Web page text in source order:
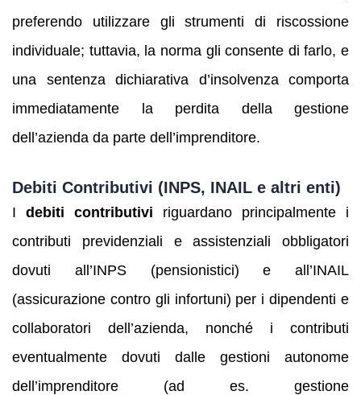
preferendo utilizzare gli strumenti di riscossione
individuale; tuttavia, la norma gli consente di farlo, e
una sentenza dichiarativa d’insolvenza comporta
immediatamente la perdita della gestione
dell’azienda da parte dell’imprenditore.
Debiti Contributivi (INPS, INAIL e altri enti)
I debiti contributivi riguardano principalmente i
contributi previdenziali e assistenziali obbligatori
dovuti all’INPS (pensionistici) e all’INAIL
(assicurazione contro gli infortuni) per i dipendenti e
collaboratori dell’azienda, nonché i contributi
eventualmente dovuti dalle gestioni autonome
dell’imprenditore (ad es. gestione